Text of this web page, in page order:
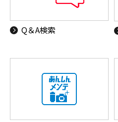
Q＆A検索